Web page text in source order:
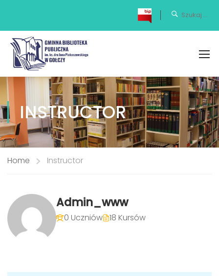
INSTRUCTOR
Home Instructor
Admin_www
0 Uczniów 18 Kursów